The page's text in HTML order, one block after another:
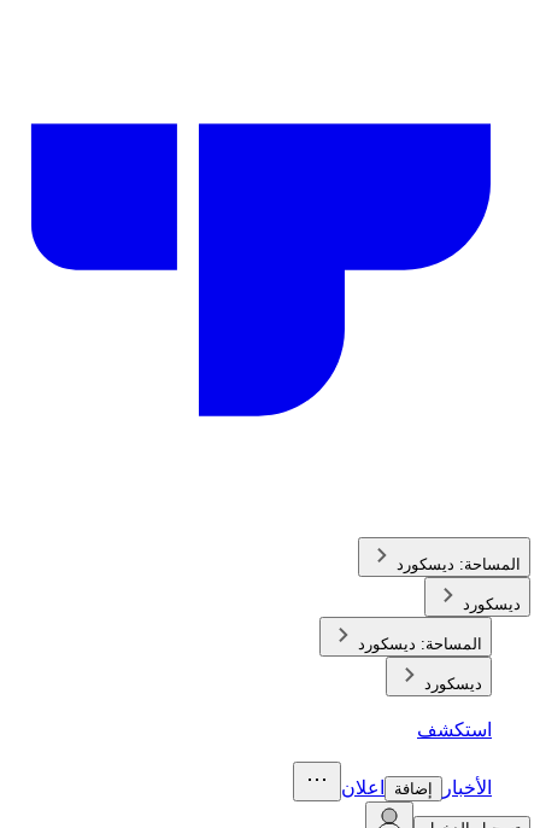
المساحة: ديسكورد
ديسكورد
المساحة: ديسكورد
ديسكورد
استكشف
الأخبار إضافة اعلان